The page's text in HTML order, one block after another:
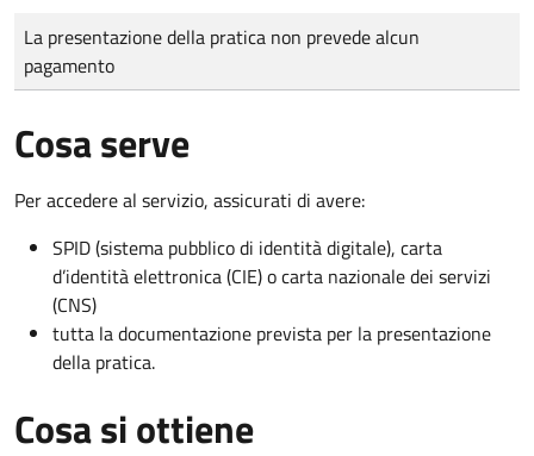
Tipo di pagamento
Importo
La presentazione della pratica non prevede alcun
pagamento
Cosa serve
Per accedere al servizio, assicurati di avere:
SPID (sistema pubblico di identità digitale), carta
d’identità elettronica (CIE) o carta nazionale dei servizi
(CNS)
tutta la documentazione prevista per la presentazione
della pratica.
Cosa si ottiene